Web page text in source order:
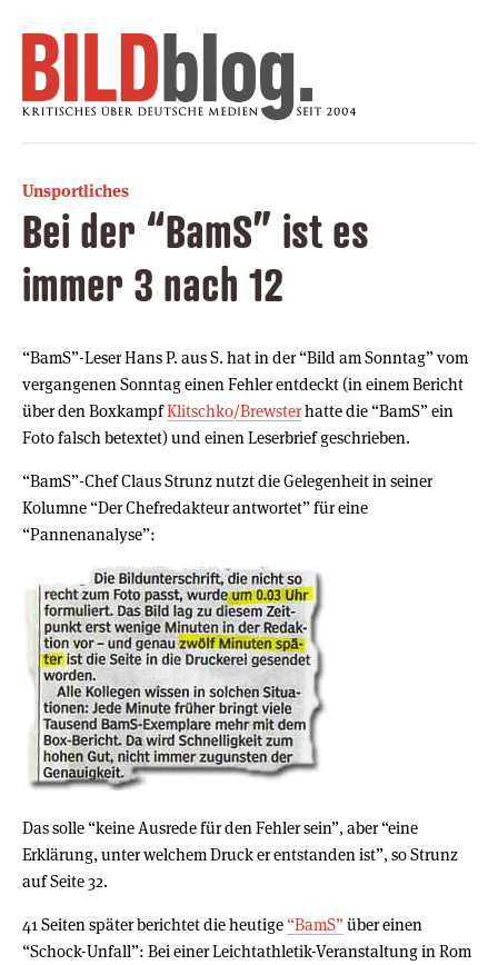
Unsportliches
Bei der “BamS” ist es
immer 3 nach 12
“BamS”-Leser Hans P. aus S. hat in der “Bild am Sonntag” vom
vergangenen Sonntag einen Fehler entdeckt (in einem Bericht
über den BoxkampfKlitschko/Brewsterhatte die “BamS” ein
Foto falsch betextet) und einen Leserbrief geschrieben.
“BamS”-Chef Claus Strunz nutzt die Gelegenheit in seiner
Kolumne “Der Chefredakteur antwortet” für eine
“Pannenanalyse”:
Das solle “keine Ausrede für den Fehler sein”, aber “eine
Erklärung, unter welchem Druck er entstanden ist”, so Strunz
auf Seite 32.
41 Seiten später berichtet die heutige “BamS”über einen
“Schock-Unfall”: Bei einer Leichtathletik-Veranstaltung in Rom